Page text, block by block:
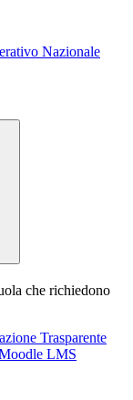
Nazionale
che richiedono
Trasparente
LMS